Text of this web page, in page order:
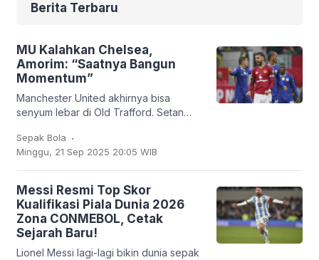
Berita Terbaru
MU Kalahkan Chelsea,
Amorim: “Saatnya Bangun
Momentum”
Manchester United akhirnya bisa
senyum lebar di Old Trafford. Setan
2-1 dalam lanjutan Liga Inggris, Sabtu
(20/9/2025). Bruno
Sepak Bola .
Minggu, 21 Sep 2025 20:05 WIB
Messi Resmi Top Skor
Kualifikasi Piala Dunia 2026
Zona CONMEBOL, Cetak
Sejarah Baru!
Lionel Messi lagi-lagi bikin dunia sepak